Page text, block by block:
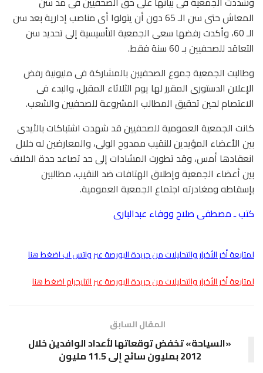
المعاش حتى سن الـ 65 دون أن يتولوا أى مناصب إدارية بعد سن
الـ 60، وأكدت رفضها سعى الجمعية التأسيسية إلى تحديد سن
التعاقد للصحفيين بـ 60 سنة فقط.
وطالبت الجمعية جموع الصحفيين بالمشاركة فى مليونية رفض
الإعلان الدستورى المقرر لها يوم الثلاثاء المقبل، والبدء فى
الاعتصام لحين تحقيق المطالب المشروعة للصحفيين والشعب.
كانت الجمعية العمومية للصحفيين قد شهدت اشتباكات بالأيدى
بين الأعضاء المؤيدين للنقيب ممدوح الولى، والمعارضين له خلال
انعقادها أمس، وقد تطورت المشادات إلى حد تصاعد حدة الخلاف
بين أعضاء الجمعية وإطلاق الهتافات ضد النقيب، مطالبين
بإسقاطه ومغادرته اجتماع الجمعية العمومية.
كتب ـ مصطفى صلاح ووفاء عبدالبارى
لمتابعة أخر الأخبار والتحليلات من جريدة البورصة عبر واتس اب اضغط هنا
لمتابعة أخر الأخبار والتحليلات من جريدة البورصة عبر التليجرام اضغط هنا
المقال السابق
«السياحة» تخفض توقعاتها لأعداد الوافدين خلال
2012 بمليون سائح إلى 11.5 مليون